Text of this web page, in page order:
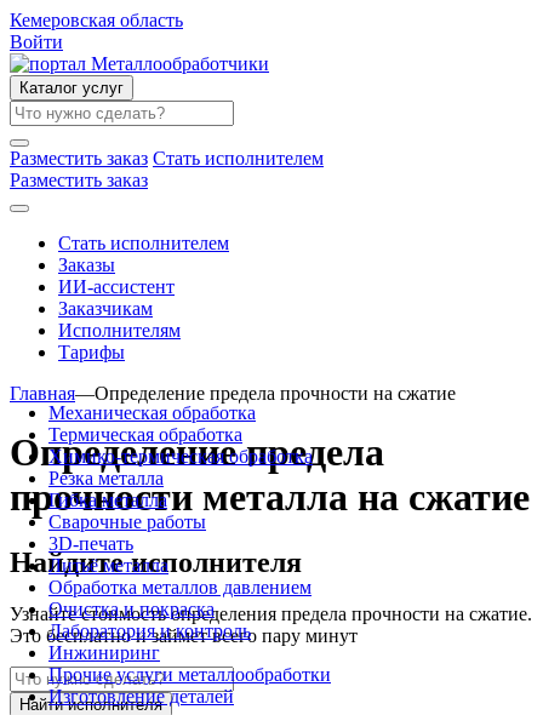
Кемеровская область
Войти
Каталог услуг
Разместить заказ Стать исполнителем
Разместить заказ
Стать исполнителем
Заказы
ИИ-ассистент
Заказчикам
Исполнителям
Тарифы
Механическая обработка
Термическая обработка
Химико-термическая обработка
Резка металла
Гибка металла
Сварочные работы
3D-печать
Литьё металла
Обработка металлов давлением
Очистка и покраска
Лаборатория и контроль
Инжиниринг
Прочие услуги металлообработки
Изготовление деталей
Главная—Определение предела прочности на сжатие
Определение предела
прочности металла на сжатие
Найдите исполнителя
Узнайте стоимость определения предела прочности на сжатие.
Это бесплатно и займет всего пару минут
Найти исполнителя